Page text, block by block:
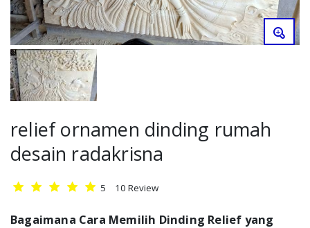
relief ornamen dinding rumah
desain radakrisna
5 10 Review
Bagaimana Cara Memilih Dinding Relief yang